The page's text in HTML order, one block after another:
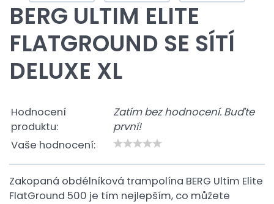
BERG ULTIM ELITE
FLATGROUND SE SÍTÍ
DELUXE XL
Hodnocení
produktu:
Zatím bez hodnocení. Buďte
první!
Vaše hodnocení:
Zakopaná obdélníková trampolína BERG Ultim Elite
FlatGround 500 je tím nejlepším, co můžete